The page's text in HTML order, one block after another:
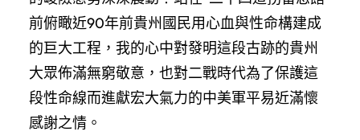
前俯瞰近90年前貴州國民用心血與性命構建成
的巨大工程，我的心中對發明這段古跡的貴州
大眾佈滿無窮敬意，也對二戰時代為了保護這
段性命線而進獻宏大氣力的中美軍平易近滿懷
感謝之情。